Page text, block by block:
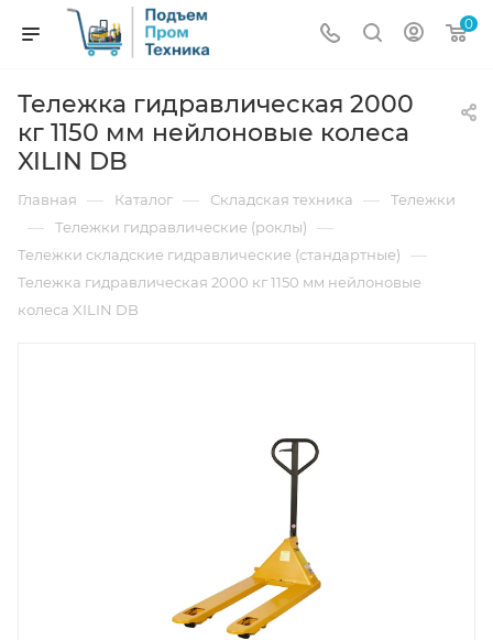
0
Тележка гидравлическая 2000
кг 1150 мм нейлоновые колеса
XILIN DB
Главная — Каталог — Складская техника — Тележки
— Тележки гидравлические (роклы) —
Тележки складские гидравлические (стандартные) —
Тележка гидравлическая 2000 кг 1150 мм нейлоновые
колеса XILIN DB